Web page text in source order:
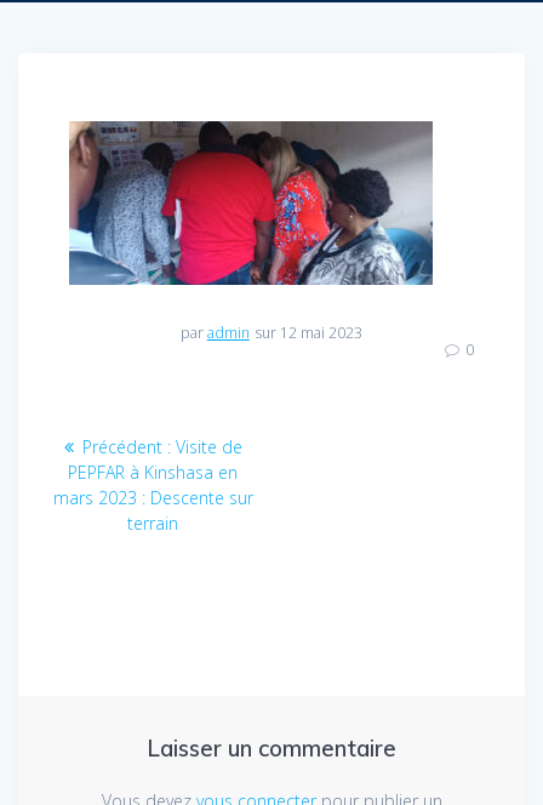
paradmin sur 12 mai 2023
0
Navigation
de
l’article
Précédent : Article
précédent
:
Visite de
PEPFAR à Kinshasa en
mars 2023 : Descente sur
terrain
Laisser un commentaire